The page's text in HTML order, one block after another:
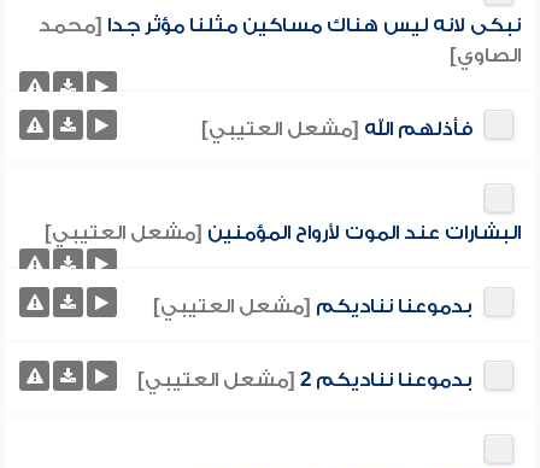
نبكى لانه ليس هناك مساكين مثلنا مؤثر جدا [محمد
الصاوي]
فأذلهم الله [مشعل العتيبي]
البشارات عند الموت لأرواح المؤمنين [مشعل العتيبي]
بدموعنا نناديكم [مشعل العتيبي]
بدموعنا نناديكم 2 [مشعل العتيبي]